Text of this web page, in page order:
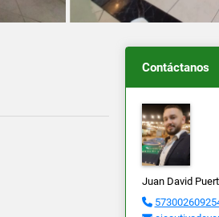
Contáctanos
Juan David